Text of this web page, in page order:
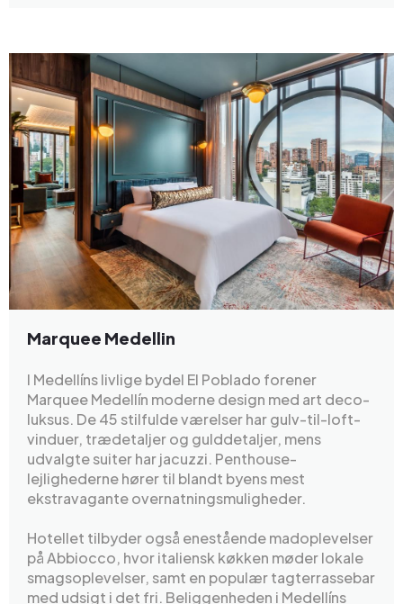
Marquee Medellin
I Medellíns livlige bydel El Poblado forener
Marquee Medellín moderne design med art deco-
luksus. De 45 stilfulde værelser har gulv-til-loft-
vinduer, trædetaljer og gulddetaljer, mens
udvalgte suiter har jacuzzi. Penthouse-
lejlighederne hører til blandt byens mest
ekstravagante overnatningsmuligheder.
Hotellet tilbyder også enestående madoplevelser
på Abbiocco, hvor italiensk køkken møder lokale
smagsoplevelser, samt en populær tagterrassebar
med udsigt i det fri. Beliggenheden i Medellíns